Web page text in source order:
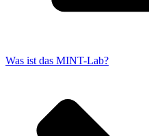
Was ist das MINT-Lab?